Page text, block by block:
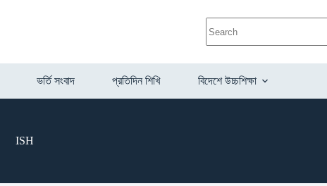
ভর্তি সংবাদ প্রতিদিন শিখি বিদেশে উচ্চশিক্ষা
ISH